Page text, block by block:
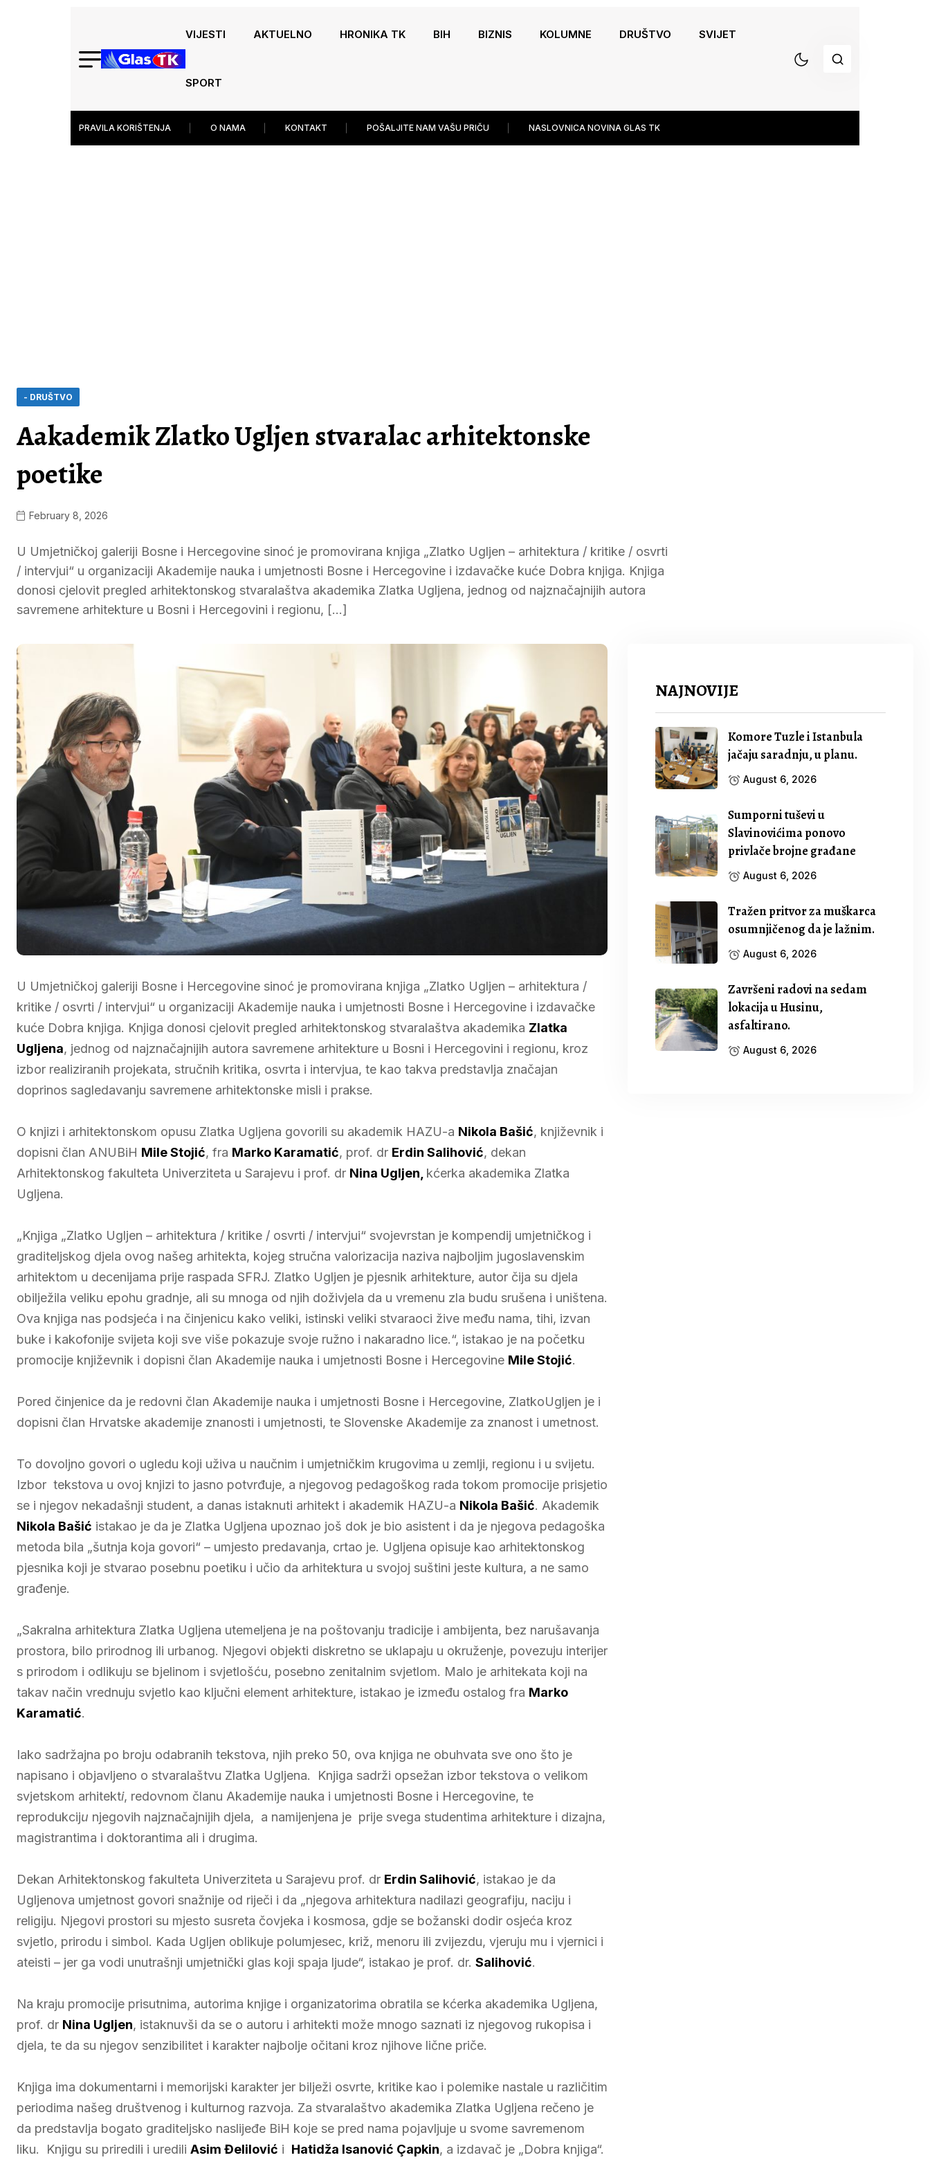
VIJESTI AKTUELNO HRONIKA TK BIH BIZNIS KOLUMNE DRUŠTVO SVIJET
SPORT
PRAVILA KORIŠTENJA O NAMA KONTAKT POŠALJITE NAM VAŠU PRIČU NASLOVNICA NOVINA GLAS TK
- DRUŠTVO
Aakademik Zlatko Ugljen stvaralac arhitektonske
poetike
February 8, 2026
U Umjetničkoj galeriji Bosne i Hercegovine sinoć je promovirana knjiga „Zlatko Ugljen – arhitektura / kritike / osvrti
/ intervjui“ u organizaciji Akademije nauka i umjetnosti Bosne i Hercegovine i izdavačke kuće Dobra knjiga. Knjiga
donosi cjelovit pregled arhitektonskog stvaralaštva akademika Zlatka Ugljena, jednog od najznačajnijih autora
savremene arhitekture u Bosni i Hercegovini i regionu, […]
U Umjetničkoj galeriji Bosne i Hercegovine sinoć je promovirana knjiga „Zlatko Ugljen – arhitektura /
kritike / osvrti / intervjui“ u organizaciji Akademije nauka i umjetnosti Bosne i Hercegovine i izdavačke
kuće Dobra knjiga. Knjiga donosi cjelovit pregled arhitektonskog stvaralaštva akademika Zlatka
Ugljena, jednog od najznačajnijih autora savremene arhitekture u Bosni i Hercegovini i regionu, kroz
izbor realiziranih projekata, stručnih kritika, osvrta i intervjua, te kao takva predstavlja značajan
doprinos sagledavanju savremene arhitektonske misli i prakse.
O knjizi i arhitektonskom opusu Zlatka Ugljena govorili su akademik HAZU-a Nikola Bašić, književnik i
dopisni član ANUBiH Mile Stojić, fra Marko Karamatić, prof. dr Erdin Salihović, dekan
Arhitektonskog fakulteta Univerziteta u Sarajevu i prof. dr Nina Ugljen, kćerka akademika Zlatka
Ugljena.
„Knjiga „Zlatko Ugljen – arhitektura / kritike / osvrti / intervjui“ svojevrstan je kompendij umjetničkog i
graditeljskog djela ovog našeg arhitekta, kojeg stručna valorizacija naziva najboljim jugoslavenskim
arhitektom u decenijama prije raspada SFRJ. Zlatko Ugljen je pjesnik arhitekture, autor čija su djela
obilježila veliku epohu gradnje, ali su mnoga od njih doživjela da u vremenu zla budu srušena i uništena.
Ova knjiga nas podsjeća i na činjenicu kako veliki, istinski veliki stvaraoci žive među nama, tihi, izvan
buke i kakofonije svijeta koji sve više pokazuje svoje ružno i nakaradno lice.“, istakao je na početku
promocije književnik i dopisni član Akademije nauka i umjetnosti Bosne i Hercegovine Mile Stojić.
Pored činjenice da je redovni član Akademije nauka i umjetnosti Bosne i Hercegovine, ZlatkoUgljen je i
dopisni član Hrvatske akademije znanosti i umjetnosti, te Slovenske Akademije za znanost i umetnost.
To dovoljno govori o ugledu koji uživa u naučnim i umjetničkim krugovima u zemlji, regionu i u svijetu.
Izbor tekstova u ovoj knjizi to jasno potvrđuje, a njegovog pedagoškog rada tokom promocije prisjetio
se i njegov nekadašnji student, a danas istaknuti arhitekt i akademik HAZU-a Nikola Bašić. Akademik
Nikola Bašić istakao je da je Zlatka Ugljena upoznao još dok je bio asistent i da je njegova pedagoška
metoda bila „šutnja koja govori“ – umjesto predavanja, crtao je. Ugljena opisuje kao arhitektonskog
pjesnika koji je stvarao posebnu poetiku i učio da arhitektura u svojoj suštini jeste kultura, a ne samo
građenje.
„Sakralna arhitektura Zlatka Ugljena utemeljena je na poštovanju tradicije i ambijenta, bez narušavanja
prostora, bilo prirodnog ili urbanog. Njegovi objekti diskretno se uklapaju u okruženje, povezuju interijer
s prirodom i odlikuju se bjelinom i svjetlošću, posebno zenitalnim svjetlom. Malo je arhitekata koji na
takav način vrednuju svjetlo kao ključni element arhitekture, istakao je između ostalog fra Marko
Karamatić.
Iako sadržajna po broju odabranih tekstova, njih preko 50, ova knjiga ne obuhvata sve ono što je
napisano i objavljeno o stvaralaštvu Zlatka Ugljena. Knjiga sadrži opsežan izbor tekstova o velikom
svjetskom arhitekti, redovnom članu Akademije nauka i umjetnosti Bosne i Hercegovine, te
reprodukciju njegovih najznačajnijih djela, a namijenjena je prije svega studentima arhitekture i dizajna,
magistrantima i doktorantima ali i drugima.
Dekan Arhitektonskog fakulteta Univerziteta u Sarajevu prof. dr Erdin Salihović, istakao je da
Ugljenova umjetnost govori snažnije od riječi i da „njegova arhitektura nadilazi geografiju, naciju i
religiju. Njegovi prostori su mjesto susreta čovjeka i kosmosa, gdje se božanski dodir osjeća kroz
svjetlo, prirodu i simbol. Kada Ugljen oblikuje polumjesec, križ, menoru ili zvijezdu, vjeruju mu i vjernici i
ateisti – jer ga vodi unutrašnji umjetnički glas koji spaja ljude“, istakao je prof. dr. Salihović.
Na kraju promocije prisutnima, autorima knjige i organizatorima obratila se kćerka akademika Ugljena,
prof. dr Nina Ugljen, istaknuvši da se o autoru i arhitekti može mnogo saznati iz njegovog rukopisa i
djela, te da su njegov senzibilitet i karakter najbolje očitani kroz njihove lične priče.
Knjiga ima dokumentarni i memorijski karakter jer bilježi osvrte, kritike kao i polemike nastale u različitim
periodima našeg društvenog i kulturnog razvoja. Za stvaralaštvo akademika Zlatka Ugljena rečeno je
da predstavlja bogato graditeljsko naslijeđe BiH koje se pred nama pojavljuje u svome savremenom
liku. Knjigu su priredili i uredili Asim Đelilović i Hatidža Isanović Çapkin, a izdavač je „Dobra knjiga“.
NAJNOVIJE
Komore Tuzle i Istanbula
jačaju saradnju, u planu.
August 6, 2026
Sumporni tuševi u
Slavinovićima ponovo
privlače brojne građane
August 6, 2026
Tražen pritvor za muškarca
osumnjičenog da je lažnim.
August 6, 2026
Završeni radovi na sedam
lokacija u Husinu,
asfaltirano.
August 6, 2026